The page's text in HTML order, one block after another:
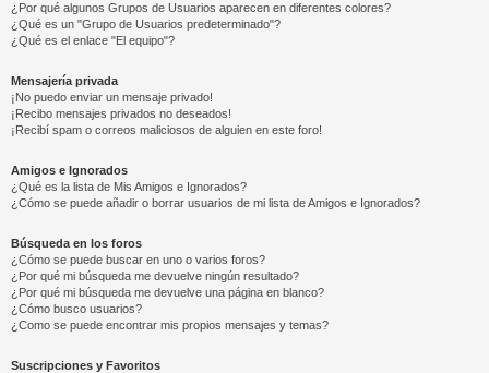
¿Por qué algunos Grupos de Usuarios aparecen en diferentes colores?
¿Qué es un "Grupo de Usuarios predeterminado"?
¿Qué es el enlace "El equipo"?
Mensajería privada
¡No puedo enviar un mensaje privado!
¡Recibo mensajes privados no deseados!
¡Recibí spam o correos maliciosos de alguien en este foro!
Amigos e Ignorados
¿Qué es la lista de Mis Amigos e Ignorados?
¿Cómo se puede añadir o borrar usuarios de mi lista de Amigos e Ignorados?
Búsqueda en los foros
¿Cómo se puede buscar en uno o varios foros?
¿Por qué mi búsqueda me devuelve ningún resultado?
¿Por qué mi búsqueda me devuelve una página en blanco?
¿Cómo busco usuarios?
¿Como se puede encontrar mis propios mensajes y temas?
Suscripciones y Favoritos